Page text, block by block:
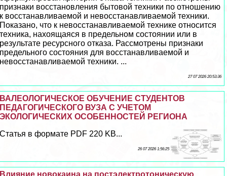
признаки восстановления бытовой техники по отношению
к восстанавливаемой и невосстанавливаемой техники.
Показано, что к невосстанавливаемой технике относится
техника, нахоящаяся в предельном состоянии или в
результате ресурсного отказа. Рассмотрены признаки
предельного состояния для восстанавливаемой и
невосстанавливаемой техники. ...
27 07 2026 20:53:36
ВАЛЕОЛОГИЧЕСКОЕ ОБУЧЕНИЕ СТУДЕНТОВ
ПЕДАГОГИЧЕСКОГО ВУЗА С УЧЕТОМ
ЭКОЛОГИЧЕСКИХ ОСОБЕННОСТЕЙ РЕГИОНА
Статья в формате PDF 220 KB...
26 07 2026 1:56:25